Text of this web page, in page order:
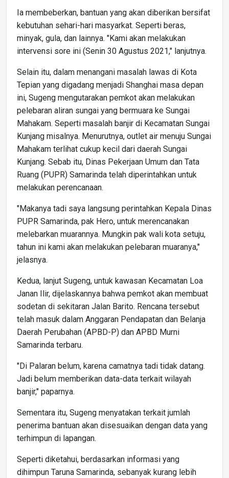
Ia membeberkan, bantuan yang akan diberikan bersifat
kebutuhan sehari-hari masyarkat. Seperti beras,
minyak, gula, dan lainnya. "Kami akan melakukan
intervensi sore ini (Senin 30 Agustus 2021," lanjutnya.
Selain itu, dalam menangani masalah lawas di Kota
Tepian yang digadang menjadi Shanghai masa depan
ini, Sugeng mengutarakan pemkot akan melakukan
pelebaran aliran sungai yang bermuara ke Sungai
Mahakam. Seperti masalah banjir di Kecamatan Sungai
Kunjang misalnya. Menurutnya, outlet air menuju Sungai
Mahakam terlihat cukup kecil dari daerah Sungai
Kunjang. Sebab itu, Dinas Pekerjaan Umum dan Tata
Ruang (PUPR) Samarinda telah diperintahkan untuk
melakukan perencanaan.
"Makanya tadi saya langsung perintahkan Kepala Dinas
PUPR Samarinda, pak Hero, untuk merencanakan
melebarkan muarannya. Mungkin pak wali kota setuju,
tahun ini kami akan melakukan pelebaran muaranya,"
jelasnya.
Kedua, lanjut Sugeng, untuk kawasan Kecamatan Loa
Janan Ilir, dijelaskannya bahwa pemkot akan membuat
sodetan di sekitaran Jalan Barito. Rencana tersebut
telah masuk dalam Anggaran Pendapatan dan Belanja
Daerah Perubahan (APBD-P) dan APBD Murni
Samarinda terbaru.
"Di Palaran belum, karena camatnya tadi tidak datang.
Jadi belum memberikan data-data terkait wilayah
banjir," paparnya.
Sementara itu, Sugeng menyatakan terkait jumlah
penerima bantuan akan disesuaikan dengan data yang
terhimpun di lapangan.
Seperti diketahui, berdasarkan informasi yang
dihimpun Taruna Samarinda, sebanyak kurang lebih